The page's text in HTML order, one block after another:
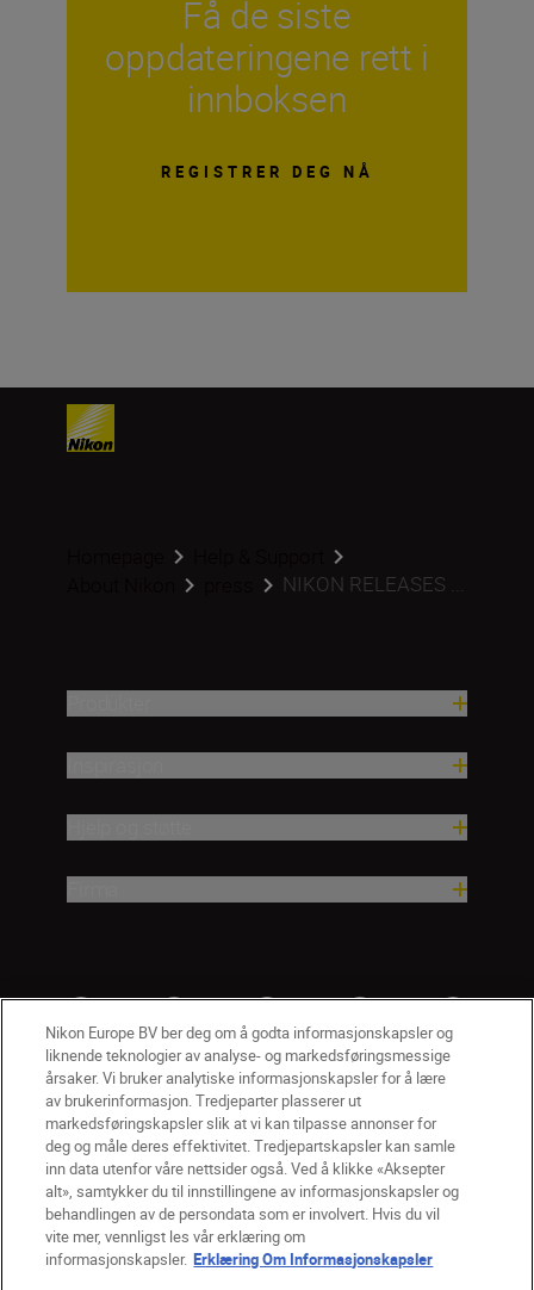
Få de siste
oppdateringene rett i
innboksen
REGISTRER DEG NÅ
NIKON RELEASES ...
NO Nikon Sites
Kontakt oss Personvernerklæring
Vilkår og betingelser for Nikon Store
Nikon Europe BV ber deg om å godta informasjonskapsler og
liknende teknologier av analyse- og markedsføringsmessige
årsaker. Vi bruker analytiske informasjonskapsler for å lære
av brukerinformasjon. Tredjeparter plasserer ut
markedsføringskapsler slik at vi kan tilpasse annonser for
deg og måle deres effektivitet. Tredjepartskapsler kan samle
inn data utenfor våre nettsider også. Ved å klikke «Aksepter
alt», samtykker du til innstillingene av informasjonskapsler og
behandlingen av de persondata som er involvert. Hvis du vil
vite mer, vennligst les vår erklæring om
informasjonskapsler. Erklæring Om Informasjonskapsler